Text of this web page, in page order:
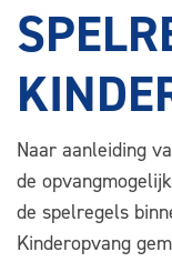
Naar aanleiding
de
de spelregels
Kinderopvang